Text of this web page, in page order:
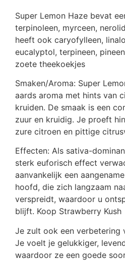
Super Lemon Haze bevat
terpinoleen, myrceen,
heeft ook caryofylleen,
eucalyptol, terpineen,
zoete theekoekjes
Smaken/Aroma: Super
aards aroma met hints van
kruiden. De smaak is een
zuur en kruidig. Je proeft
zure citroen en pittige
Effecten: Als sativa-
sterk euforisch effect
aanvankelijk een
hoofd, die zich langzaam
verspreidt, waardoor u
blijft. Koop Strawberry Kush
Je zult ook een verbetering
Je voelt je gelukkiger,
waardoor ze een goede